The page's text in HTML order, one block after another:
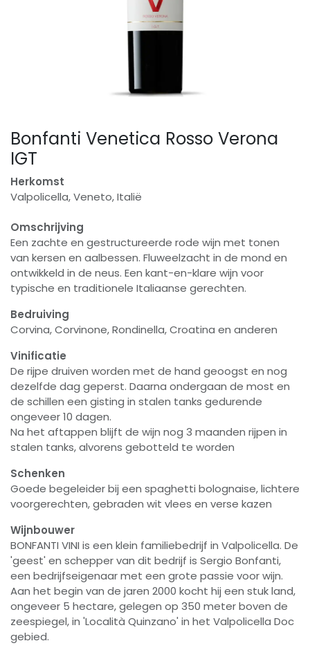
Bonfanti Venetica Rosso Verona
IGT
Herkomst
Valpolicella, Veneto, Italië
Omschrijving
Een zachte en gestructureerde rode wijn met tonen
van kersen en aalbessen. Fluweelzacht in de mond en
ontwikkeld in de neus. Een kant-en-klare wijn voor
typische en traditionele Italiaanse gerechten.
Bedruiving
Corvina, Corvinone, Rondinella, Croatina en anderen
Vinificatie
De rijpe druiven worden met de hand geoogst en nog
dezelfde dag geperst. Daarna ondergaan de most en
de schillen een gisting in stalen tanks gedurende
ongeveer 10 dagen.
Na het aftappen blijft de wijn nog 3 maanden rijpen in
stalen tanks, alvorens gebotteld te worden
Schenken
Goede begeleider bij een spaghetti bolognaise, lichtere
voorgerechten, gebraden wit vlees en verse kazen
Wijnbouwer
BONFANTI VINI is een klein familiebedrijf in Valpolicella. De
'geest' en schepper van dit bedrijf is Sergio Bonfanti,
een bedrijfseigenaar met een grote passie voor wijn.
Aan het begin van de jaren 2000 kocht hij een stuk land,
ongeveer 5 hectare, gelegen op 350 meter boven de
zeespiegel, in 'Località Quinzano' in het Valpolicella Doc
gebied.